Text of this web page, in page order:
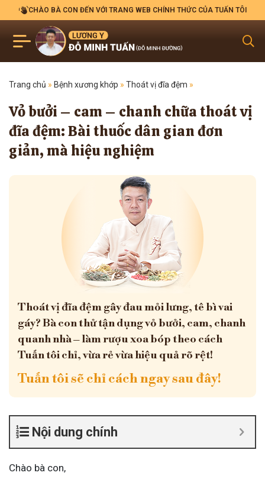
CHÀO BÀ CON ĐẾN VỚI TRANG WEB CHÍNH THỨC CỦA TUẤN TÔI
Trang chủ » Bệnh xương khớp » Thoát vị đĩa đệm »
Vỏ bưởi – cam – chanh chữa thoát vị
đĩa đệm: Bài thuốc dân gian đơn
giản, mà hiệu nghiệm
Thoát vị đĩa đệm gây đau mỏi lưng, tê bì vai
gáy? Bà con thử tận dụng vỏ bưởi, cam, chanh
quanh nhà – làm rượu xoa bóp theo cách
Tuấn tôi chỉ, vừa rẻ vừa hiệu quả rõ rệt!
Tuấn tôi sẽ chỉ cách ngay sau đây!
Nội dung chính
Chào bà con,